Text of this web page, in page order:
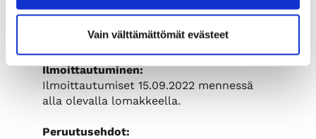
Vain välttämättömät evästeet
Kauppakamarin jäsenille hinta on 275 € +
sisältää koulutuksen sekä kahvitarjoilun.
Ilmoittautuminen:
Ilmoittautumiset 15.09.2022 mennessä
alla olevalla lomakkeella.
Peruutusehdot: